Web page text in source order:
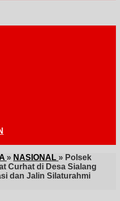
» NASIONAL » Polsek
Curhat di Desa Sialang
dan Jalin Silaturahmi